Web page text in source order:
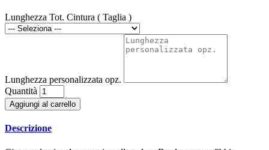
Lunghezza Tot. Cintura ( Taglia )
Lunghezza personalizzata opz.
Quantità
Aggiungi al carrello
Descrizione